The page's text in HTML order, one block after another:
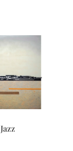
Jazz